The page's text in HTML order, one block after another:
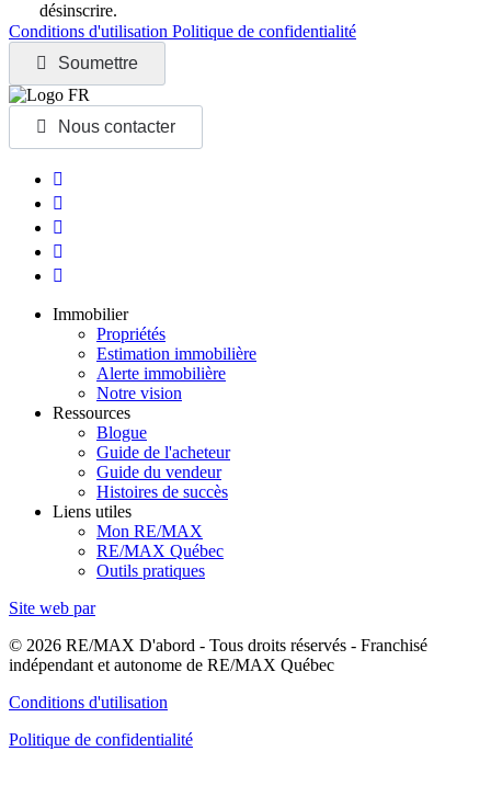
désinscrire.
Conditions d'utilisation Politique de confidentialité
Soumettre
Nous contacter
Immobilier
Propriétés
Estimation immobilière
Alerte immobilière
Notre vision
Ressources
Blogue
Guide de l'acheteur
Guide du vendeur
Histoires de succès
Liens utiles
Mon RE/MAX
RE/MAX Québec
Outils pratiques
Site web par
© 2026 RE/MAX D'abord - Tous droits réservés - Franchisé
indépendant et autonome de RE/MAX Québec
Conditions d'utilisation
Politique de confidentialité